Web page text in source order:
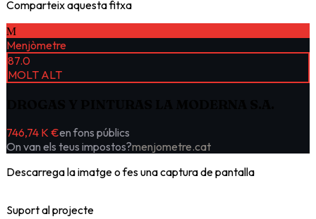
Comparteix aquesta fitxa
M
Menjòmetre
87.0
MOLT ALT
746,74 K €en fons públics
On van els teus impostos?menjometre.cat
Descarrega la imatge o fes una captura de pantalla
Suport al projecte